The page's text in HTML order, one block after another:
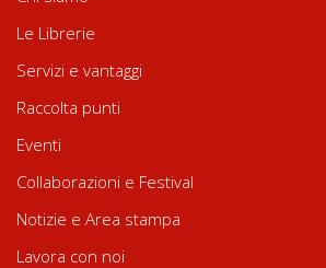
Le Librerie
Servizi e vantaggi
Raccolta punti
Eventi
Collaborazioni e Festival
Notizie e Area stampa
Lavora con noi